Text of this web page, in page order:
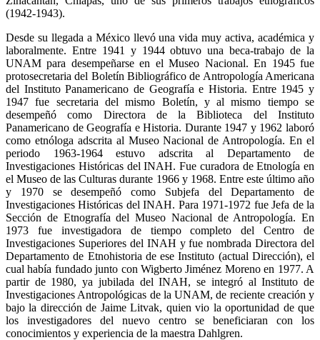
(1942-1943).
Desde su llegada a México llevó una vida muy activa, académica y
laboralmente. Entre 1941 y 1944 obtuvo una beca-trabajo de la
UNAM para desempeñarse en el Museo Nacional. En 1945 fue
protosecretaria del Boletín Bibliográfico de Antropología Americana
del Instituto Panamericano de Geografía e Historia. Entre 1945 y
1947 fue secretaria del mismo Boletín, y al mismo tiempo se
desempeñó como Directora de la Biblioteca del Instituto
Panamericano de Geografía e Historia. Durante 1947 y 1962 laboró
como etnóloga adscrita al Museo Nacional de Antropología. En el
periodo 1963-1964 estuvo adscrita al Departamento de
Investigaciones Históricas del INAH. Fue curadora de Etnología en
el Museo de las Culturas durante 1966 y 1968. Entre este último año
y 1970 se desempeñó como Subjefa del Departamento de
Investigaciones Históricas del INAH. Para 1971-1972 fue Jefa de la
Sección de Etnografía del Museo Nacional de Antropología. En
1973 fue investigadora de tiempo completo del Centro de
Investigaciones Superiores del INAH y fue nombrada Directora del
Departamento de Etnohistoria de ese Instituto (actual Dirección), el
cual había fundado junto con Wigberto Jiménez Moreno en 1977. A
partir de 1980, ya jubilada del INAH, se integró al Instituto de
Investigaciones Antropológicas de la UNAM, de reciente creación y
bajo la dirección de Jaime Litvak, quien vio la oportunidad de que
los investigadores del nuevo centro se beneficiaran con los
conocimientos y experiencia de la maestra Dahlgren.